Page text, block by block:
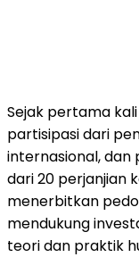
Sejak pertama
partisipasi dari
internasional, dan
dari 20 perjanjian
menerbitkan
mendukung
teori dan praktik